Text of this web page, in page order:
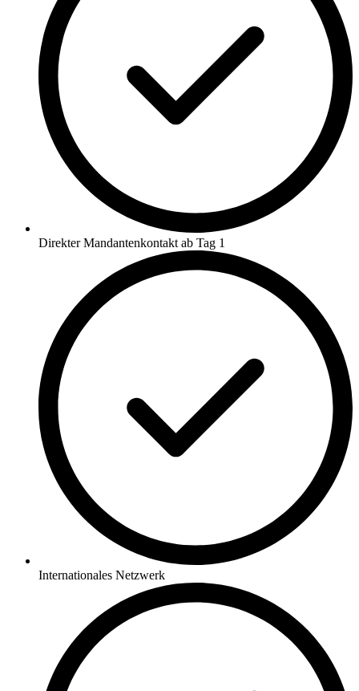
Direkter Mandantenkontakt ab Tag 1
Internationales Netzwerk